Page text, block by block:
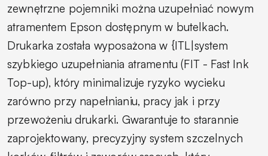
zewnętrzne pojemniki można uzupełniać nowym
atramentem Epson dostępnym w butelkach.
Drukarka została wyposażona w {ITL|system
szybkiego uzupełniania atramentu (FIT - Fast Ink
Top-up), który minimalizuje ryzyko wycieku
zarówno przy napełnianiu, pracy jak i przy
przewożeniu drukarki. Gwarantuje to starannie
zaprojektowany, precyzyjny system szczelnych